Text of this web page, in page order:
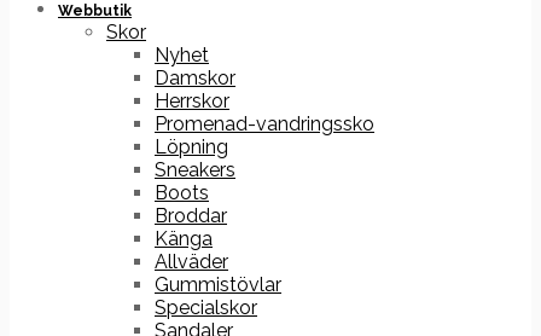
Webbutik
Skor
Nyhet
Damskor
Herrskor
Promenad-vandringssko
Löpning
Sneakers
Boots
Broddar
Känga
Allväder
Gummistövlar
Specialskor
Sandaler